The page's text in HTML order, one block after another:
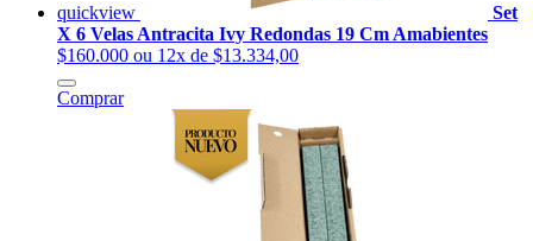
quickview
Set
X 6 Velas Antracita Ivy Redondas 19 Cm Amabientes
$160.000 ou 12x de $13.334,00
Comprar